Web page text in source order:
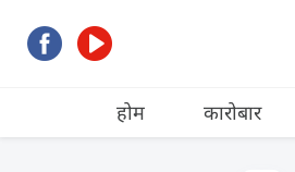
होम कारोबार